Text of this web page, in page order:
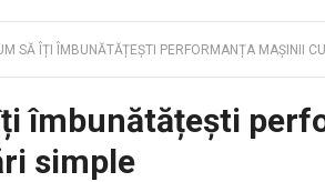
SĂ ÎȚI ÎMBUNĂTĂȚEȘTI PERFORMANȚA MAȘINII
îmbunătățești
simple